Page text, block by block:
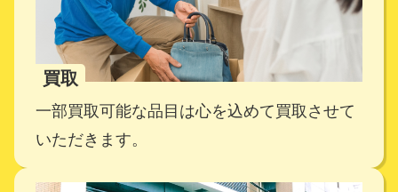
買取
一部買取可能な品目は心を込めて買取させて
いただきます。